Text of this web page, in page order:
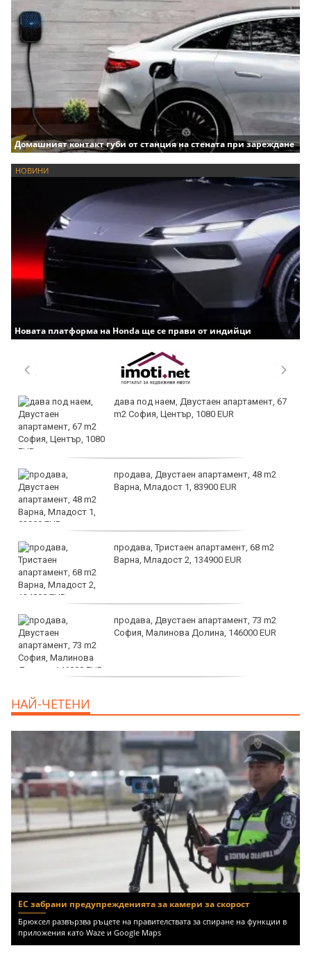
Домашният контакт губи от станция на стената при зареждане
НОВИНИ
Новата платформа на Honda ще се прави от индийци
дава под наем, Двустаен апартамент, 67
m2 София, Център, 1080 EUR
продава, Двустаен апартамент, 48 m2
Варна, Младост 1, 83900 EUR
продава, Тристаен апартамент, 68 m2
Варна, Младост 2, 134900 EUR
продава, Двустаен апартамент, 73 m2
София, Малинова Долина, 146000 EUR
НАЙ-ЧЕТЕНИ
ЕС забрани предупрежденията за камери за скорост
Брюксел развързва ръцете на правителствата за спиране на функции в
приложения като Waze и Google Maps